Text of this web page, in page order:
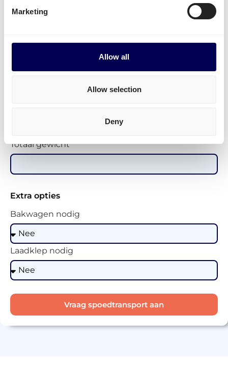
Marketing
Allow all
Allow selection
Deny
Aantal pallets
Totaal gewicht
Extra opties
Bakwagen nodig
Laadklep nodig
Vraag spoedtransport aan